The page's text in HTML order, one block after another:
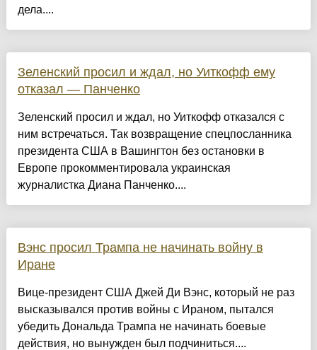
дела....
Зеленский просил и ждал, но Уиткофф ему
отказал — Панченко
Зеленский просил и ждал, но Уиткофф отказался с
ним встречаться. Так возвращение спецпосланника
президента США в Вашингтон без остановки в
Европе прокомментировала украинская
журналистка Диана Панченко....
Вэнс просил Трампа не начинать войну в
Иране
Вице-президент США Джей Ди Вэнс, который не раз
высказывался против войны с Ираном, пытался
убедить Дональда Трампа не начинать боевые
действия, но вынужден был подчиниться....